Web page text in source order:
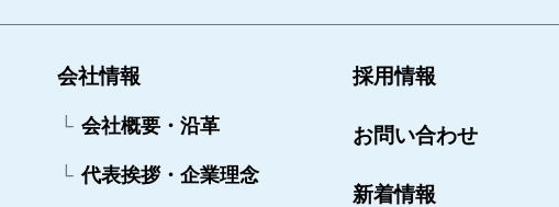
会社情報
会社概要・沿革
代表挨拶・企業理念
採用情報
お問い合わせ
新着情報